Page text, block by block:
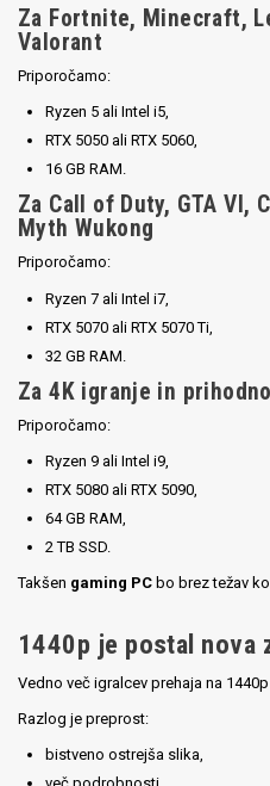
Za Fortnite, Minecraft,
Valorant
Priporočamo:
Ryzen 5 ali Intel i5,
RTX 5050 ali RTX 5060,
16 GB RAM.
Za Call of Duty, GTA VI,
Myth Wukong
Priporočamo:
Ryzen 7 ali Intel i7,
RTX 5070 ali RTX 5070 Ti,
32 GB RAM.
Za 4K igranje in
Priporočamo:
Ryzen 9 ali Intel i9,
RTX 5080 ali RTX 5090,
64 GB RAM,
2 TB SSD.
Takšen gaming PC bo brez težav
1440p je postal nova
Vedno več igralcev prehaja na
Razlog je preprost:
bistveno ostrejša slika,